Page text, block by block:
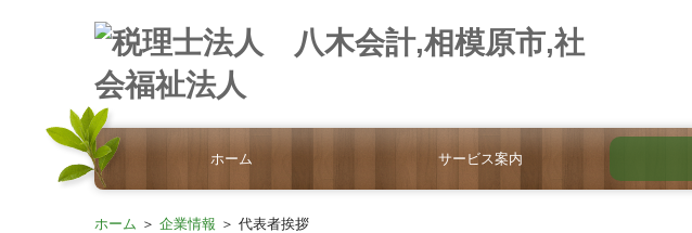
ホーム サービス案内
ホーム ＞ 企業情報 ＞ 代表者挨拶